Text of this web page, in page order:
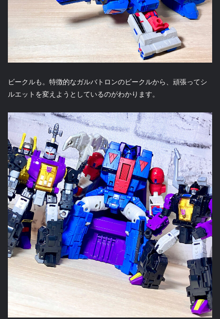
ビークルも。特徴的なガルバトロンのビークルから、頑張ってシ
ルエットを変えようとしているのがわかります。